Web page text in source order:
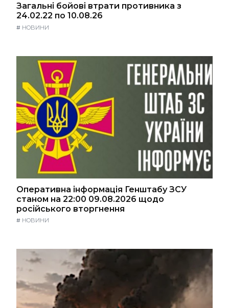
Загальні бойові втрати противника з
24.02.22 по 10.08.26
# НОВИНИ
Оперативна інформація Генштабу ЗСУ
станом на 22:00 09.08.2026 щодо
російського вторгнення
# НОВИНИ